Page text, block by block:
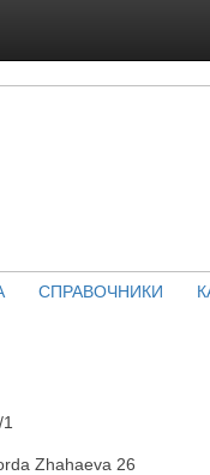
СПРАВОЧНИКИ
Zhahaeva 26